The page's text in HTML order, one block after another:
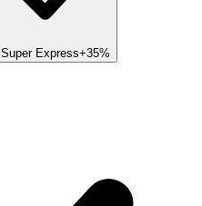
Super Express+35%